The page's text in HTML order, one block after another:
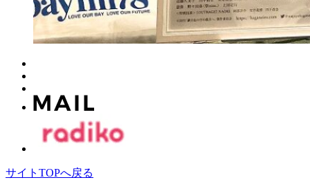
サイトTOPへ戻る